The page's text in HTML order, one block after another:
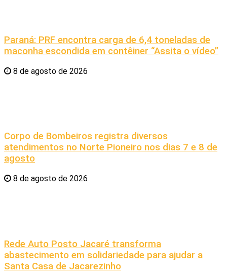
Paraná: PRF encontra carga de 6,4 toneladas de
maconha escondida em contêiner “Assita o vídeo”
8 de agosto de 2026
Corpo de Bombeiros registra diversos
atendimentos no Norte Pioneiro nos dias 7 e 8 de
agosto
8 de agosto de 2026
Rede Auto Posto Jacaré transforma
abastecimento em solidariedade para ajudar a
Santa Casa de Jacarezinho